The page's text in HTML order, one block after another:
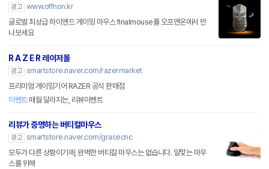
광고 www.offnon.kr
글로벌 최상급 하이엔드 게이밍 마우스 finalmouse를 오프앤온에서 만
나보세요
R A Z E R 레이저몰
광고 smartstore.naver.com/razermarket
프리미엄 게이밍기어 RAZER 공식 판매점
이벤트매월 달라지는, 리뷰이벤트
리뷰가 증명하는 버티컬마우스
광고 smartstore.naver.com/gracecnc
모두가 다른 상황이기에, 완벽한 버티컬 마우스는 없습니다. 알맞는 마우
스를 위해